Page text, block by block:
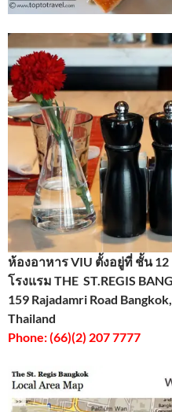
ห้องอาหาร VIU ตั้งอยู่ที่ ชั้น 12
โรงแรม THE ST.REGIS
159 Rajadamri Road
Thailand
Phone: (66)(2) 207 7777